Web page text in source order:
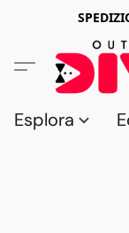
Esplora